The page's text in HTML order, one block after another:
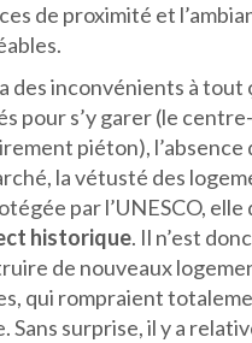
de proximité et
des inconvénients à tout
pour s’y garer (le
piéton), l’absence
la vétusté des
par l’UNESCO,
historique. Il n’est
de nouveaux
qui rompraient
Sans surprise, il y a